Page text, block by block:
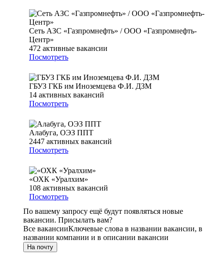
Сеть АЗС «Газпромнефть» / ООО «Газпромнефть-
Центр»
472 активные вакансии
Посмотреть
ГБУЗ ГКБ им Иноземцева Ф.И. ДЗМ
14 активных вакансий
Посмотреть
Алабуга, ОЭЗ ППТ
2447 активных вакансий
Посмотреть
«ОХК «Уралхим»
108 активных вакансий
Посмотреть
По вашему запросу ещё будут появляться новые
вакансии. Присылать вам?
Все вакансииКлючевые слова в названии вакансии, в
названии компании и в описании вакансии
На почту